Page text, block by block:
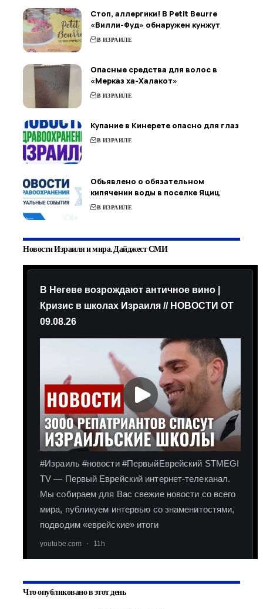
Стоп, аллергики! В Petit Beurre
«Вилли-Фуд» обнаружен кунжут
В ИЗРАИЛЕ
Опасные средства для волос в
«Мерказ ха-Халакот»
В ИЗРАИЛЕ
Купание в Кинерете опасно для глаз
В ИЗРАИЛЕ
Объявлено о обязательном
кипячении воды в поселке Яциц
В ИЗРАИЛЕ
Новости Израиля и мира. Дайджест СМИ
Что опубликовано в этот день